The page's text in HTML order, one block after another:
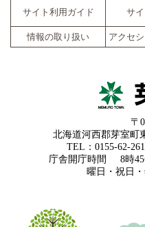
サイト利用ガイド サ
情報の取り扱い
アクセ
〒
北海道河西郡芽室
TEL：0155-62-
庁舎開庁時間
8時
曜日・祝日・